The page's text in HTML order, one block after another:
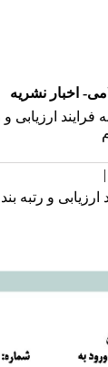
اخبار نشریه
ارزیابی و